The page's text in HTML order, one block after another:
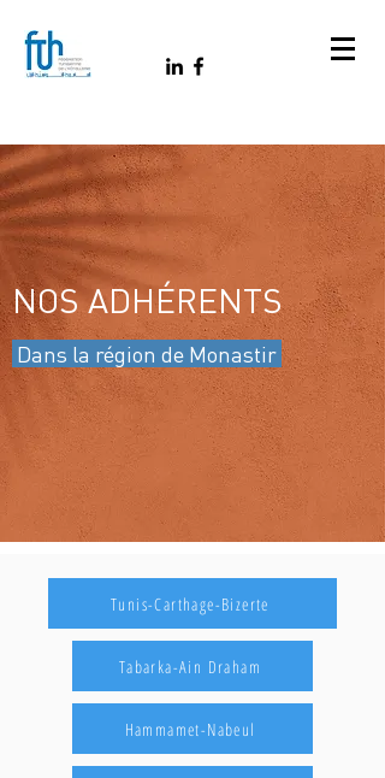
NOS ADHÉRENTS
Dans la région de Monastir
Tunis-Carthage-Bizerte
Tabarka-Ain Draham
Hammamet-Nabeul